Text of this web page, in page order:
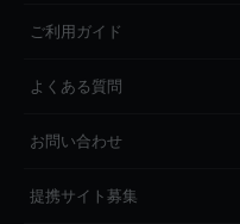
ご利用ガイド
よくある質問
お問い合わせ
提携サイト募集